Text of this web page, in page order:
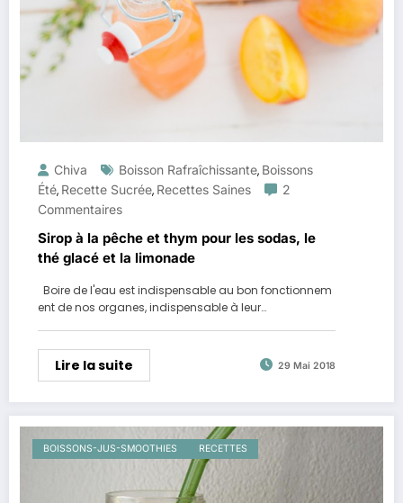
Chiva Boisson Rafraîchissante, Boissons
Été, Recette Sucrée, Recettes Saines
2
Commentaires
Sirop à la pêche et thym pour les sodas, le
thé glacé et la limonade
Boire de l'eau est indispensable au bon fonctionnem
ent de nos organes, indispensable à leur…
Lire la suite 29 Mai 2018
BOISSONS-JUS-SMOOTHIES RECETTES